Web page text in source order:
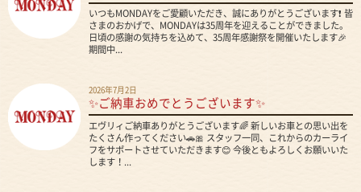
いつもMONDAYをご愛顧いただき、誠にありがとうございます❗ 皆
さまのおかげで、MONDAYは35周年を迎えることができました。
日頃の感謝の気持ちを込めて、35周年感謝祭を開催いたします🎉
期間中...
2026年7月2日
✨ご納車おめでとうございます✨
エヴリィご納車ありがとうございます🌈 新しいお車との思い出を
たくさん作ってください🚗🎀 スタッフ一同、これからのカーライ
フをサポートさせていただきます😊 今後ともよろしくお願いいた
します！...